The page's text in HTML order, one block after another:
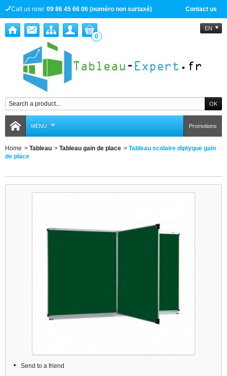
Contact us
Call us now: 09 86 45 66 06 (numéro non surtaxé)
EN
0
MENU Promotions
Home > Tableau > Tableau gain de place > Tableau scolaire diptyque gain
de place
Send to a friend